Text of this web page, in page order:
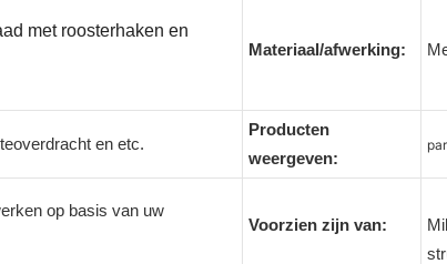
met roosterhaken en
Materiaal/afwerking:
en etc.
Producten
weergeven:
op basis van uw
Voorzien zijn van: